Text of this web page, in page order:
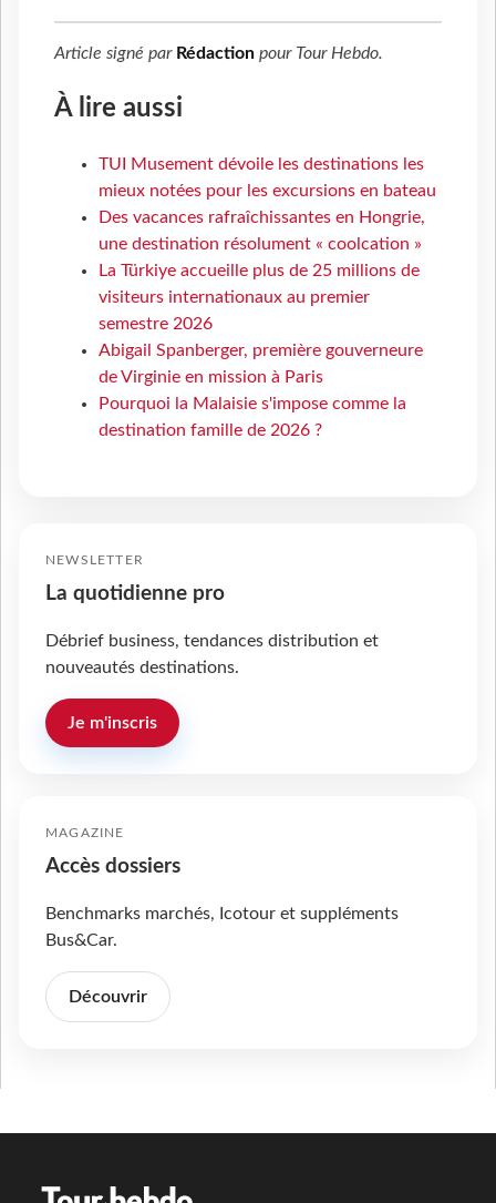
Article signé par Rédaction pour Tour Hebdo.
À lire aussi
TUI Musement dévoile les destinations les
mieux notées pour les excursions en bateau
Des vacances rafraîchissantes en Hongrie,
une destination résolument « coolcation »
La Türkiye accueille plus de 25 millions de
visiteurs internationaux au premier
semestre 2026
Abigail Spanberger, première gouverneure
de Virginie en mission à Paris
Pourquoi la Malaisie s'impose comme la
destination famille de 2026 ?
NEWSLETTER
La quotidienne pro
Débrief business, tendances distribution et
nouveautés destinations.
Je m'inscris
MAGAZINE
Accès dossiers
Benchmarks marchés, Icotour et suppléments
Bus&Car.
Découvrir